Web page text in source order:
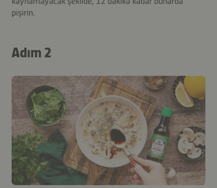
pişirin.
Adım 2